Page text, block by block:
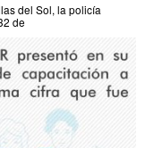
del Sol, la policía
de